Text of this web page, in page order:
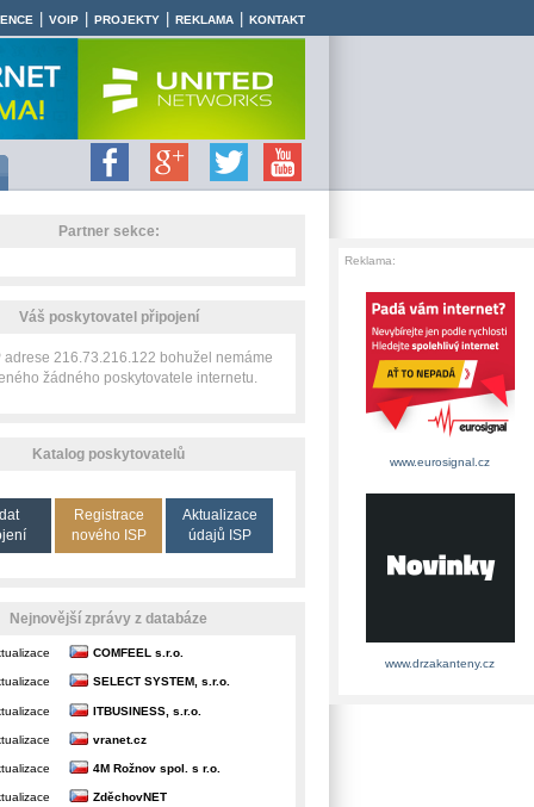
VOIP PROJEKTY REKLAMA KONTAKT
Partner sekce:
Váš poskytovatel připojení
adrese 216.73.216.122 bohužel nemáme
žádného poskytovatele internetu.
Katalog poskytovatelů
Registrace
nového ISP
Aktualizace
údajů ISP
Nejnovější zprávy z databáze
COMFEEL s.r.o.
SELECT SYSTEM, s.r.o.
ITBUSINESS, s.r.o.
vranet.cz
4M Rožnov spol. s r.o.
ZděchovNET
Reklama:
www.eurosignal.cz
www.drzakanteny.cz